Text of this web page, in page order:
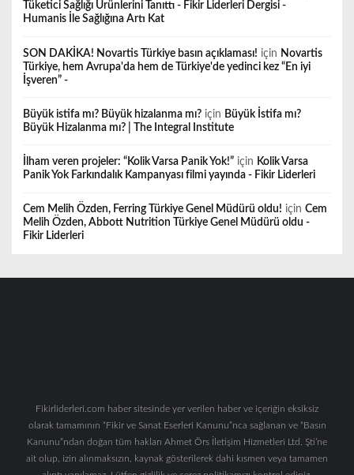
Tüketici Sağlığı Ürünlerini Tanıttı - Fikir Liderleri Dergisi -
Humanis İle Sağlığına Artı Kat
SON DAKİKA! Novartis Türkiye basın açıklaması! için Novartis
Türkiye, hem Avrupa'da hem de Türkiye'de yedinci kez “En iyi
İşveren” -
Büyük istifa mı? Büyük hizalanma mı? için Büyük İstifa mı?
Büyük Hizalanma mı? | The Integral Institute
İlham veren projeler: “Kolik Varsa Panik Yok!” için Kolik Varsa
Panik Yok Farkındalık Kampanyası filmi yayında - Fikir Liderleri
Cem Melih Özden, Ferring Türkiye Genel Müdürü oldu! için Cem
Melih Özden, Abbott Nutrition Türkiye Genel Müdürü oldu -
Fikir Liderleri
Fikirliderleri.com haber sitesinde yer verilen haber ve içeriğin eksiksiz
olarak tamamının “Fikir ve Sanat Eserleri Kanunu”nca sağlanan ve “Basın
Kanunu”ndan doğan tüm hakları Ahmet Örs İletişim Hizmetleri Ltd. Şti’ne
ait olup, izin alınmaksızın, kaynak gösterilerek dahi kısmen veya tamamen